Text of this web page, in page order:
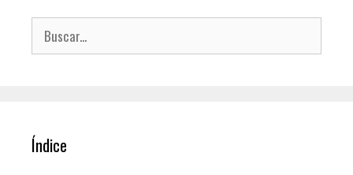
Buscar:
Índice